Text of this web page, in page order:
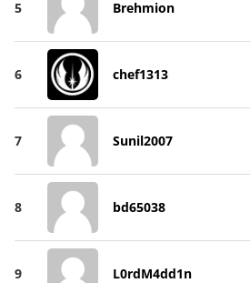
5 Brehmion
6 chef1313
7 Sunil2007
8 bd65038
9 L0rdM4dd1n